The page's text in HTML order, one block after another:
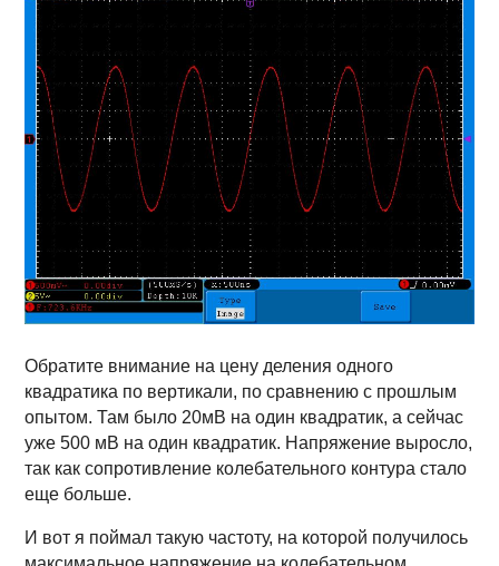
Обратите внимание на цену деления одного
квадратика по вертикали, по сравнению с прошлым
опытом. Там было 20мВ на один квадратик, а сейчас
уже 500 мВ на один квадратик. Напряжение выросло,
так как сопротивление колебательного контура стало
еще больше.
И вот я поймал такую частоту, на которой получилось